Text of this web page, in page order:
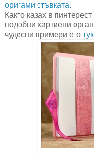
оригами стъвката.
Както казах в
подобни хартиени
чудесни примери ето